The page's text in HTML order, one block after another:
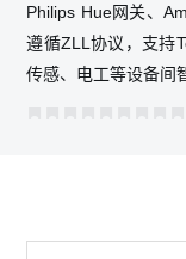
Philips Hue网关、
遵循ZLL协议，支持
传感、电工等设备间